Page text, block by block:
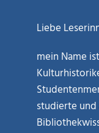
Liebe
mein Name
studierte